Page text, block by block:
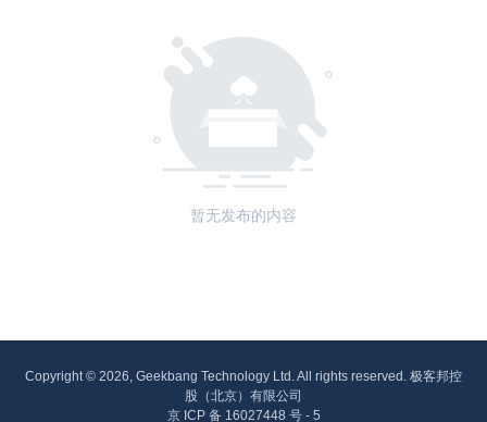
暂无发布的内容
Copyright © 2026, Geekbang Technology Ltd. All rights reserved. 极客邦控
股（北京）有限公司
京 ICP 备 16027448 号 - 5